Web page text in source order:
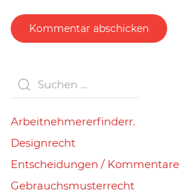
Kommentar abschicken
Arbeitnehmererfinderr.
Designrecht
Entscheidungen / Kommentare
Gebrauchsmusterrecht